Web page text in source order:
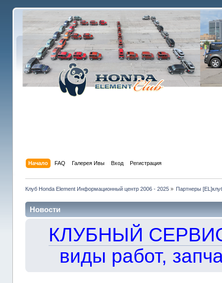
Начало FAQ Галерея Ивы Вход Регистрация
Клуб Honda Element Информационный центр 2006 - 2025» Партнеры
Новости
КЛУБНЫЙ
виды работ,